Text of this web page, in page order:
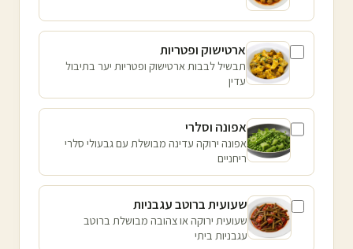
ארטישוק ופטריות
תבשיל לבבות ארטישוק ופטריות יער בתיבול
עדין
אפונה וסלרי
אפונה ירוקה עדינה מבושלת עם גבעולי סלרי
ריחניים
שעועית ברוטב עגבניות
שעועית ירוקה או צהובה מבושלת ברוטב
עגבניות ביתי